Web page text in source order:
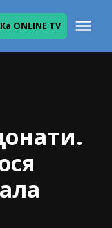
ONLINE TV